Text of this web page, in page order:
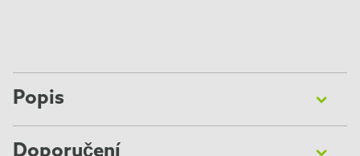
Popis
Hrablo FURminator® na vyčesávání podsady u psů
malých plemen s dlouhou srstí snižuje línání až o 90 %.
Doporučení